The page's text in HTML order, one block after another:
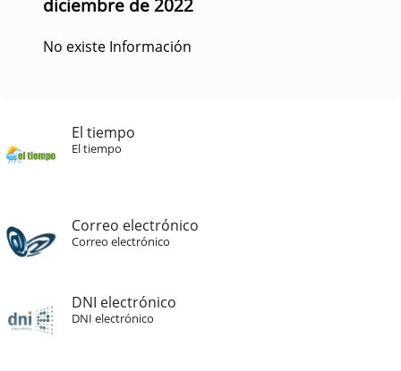
No existe Información
El tiempo
El tiempo
Correo electrónico
Correo electrónico
DNI electrónico
DNI electrónico